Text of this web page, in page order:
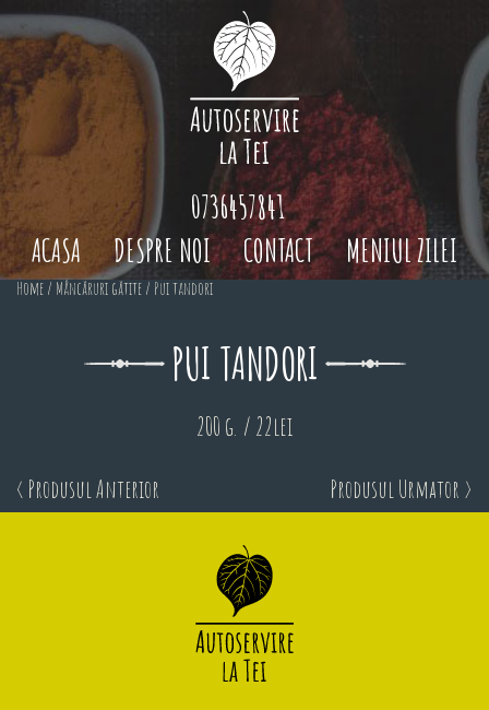
ACASA DESPRE NOI CONTACT MENIUL ZILEI
0736457841
Home / Mâncăruri gătite / Pui tandori
PUI TANDORI
200 g. / 22lei
< Produsul Anterior Produsul Urmator >